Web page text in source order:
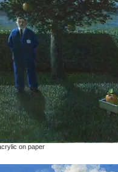
on paper